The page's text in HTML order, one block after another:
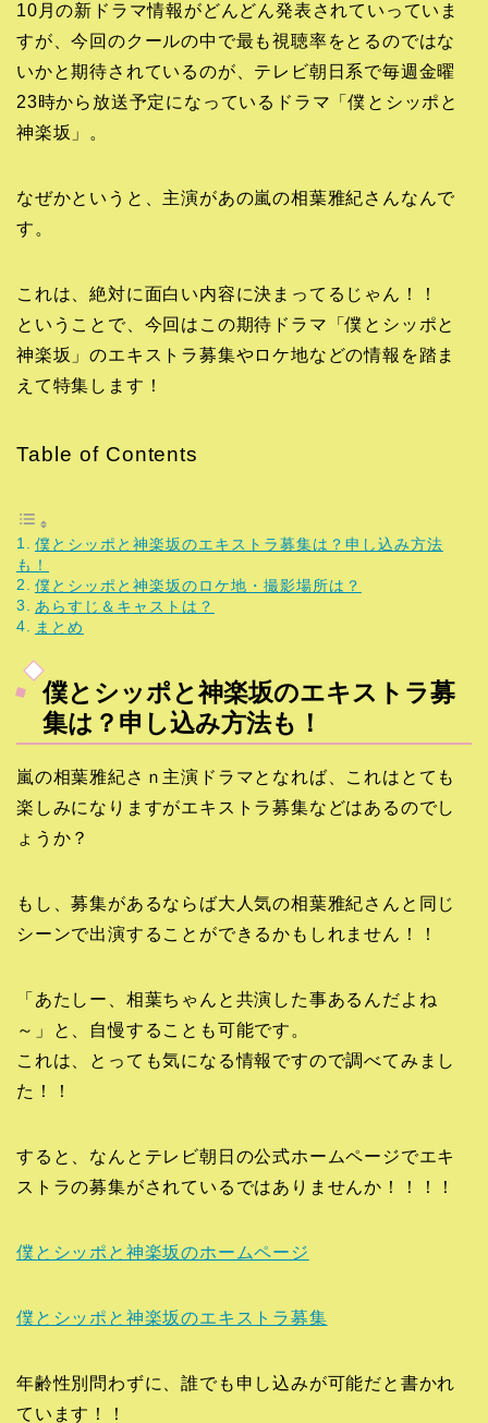
10月の新ドラマ情報がどんどん発表されていっていま
すが、今回のクールの中で最も視聴率をとるのではな
いかと期待されているのが、テレビ朝日系で毎週金曜
23時から放送予定になっているドラマ「僕とシッポと
神楽坂」。
なぜかというと、主演があの嵐の相葉雅紀さんなんで
す。
これは、絶対に面白い内容に決まってるじゃん！！
ということで、今回はこの期待ドラマ「僕とシッポと
神楽坂」のエキストラ募集やロケ地などの情報を踏ま
えて特集します！
Table of Contents
僕とシッポと神楽坂のエキストラ募集は？申し込み方法
も！
僕とシッポと神楽坂のロケ地・撮影場所は？
あらすじ＆キャストは？
まとめ
僕とシッポと神楽坂のエキストラ募
集は？申し込み方法も！
嵐の相葉雅紀さｎ主演ドラマとなれば、これはとても
楽しみになりますがエキストラ募集などはあるのでし
ょうか？
もし、募集があるならば大人気の相葉雅紀さんと同じ
シーンで出演することができるかもしれません！！
「あたしー、相葉ちゃんと共演した事あるんだよね
～」と、自慢することも可能です。
これは、とっても気になる情報ですので調べてみまし
た！！
すると、なんとテレビ朝日の公式ホームページでエキ
ストラの募集がされているではありませんか！！！！
僕とシッポと神楽坂のホームページ
僕とシッポと神楽坂のエキストラ募集
年齢性別問わずに、誰でも申し込みが可能だと書かれ
ています！！